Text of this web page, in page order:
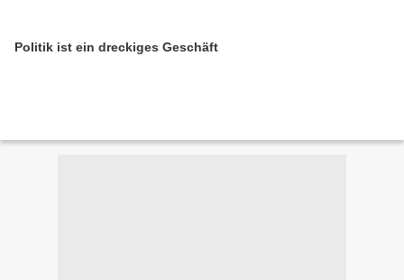
Politik ist ein dreckiges Geschäft